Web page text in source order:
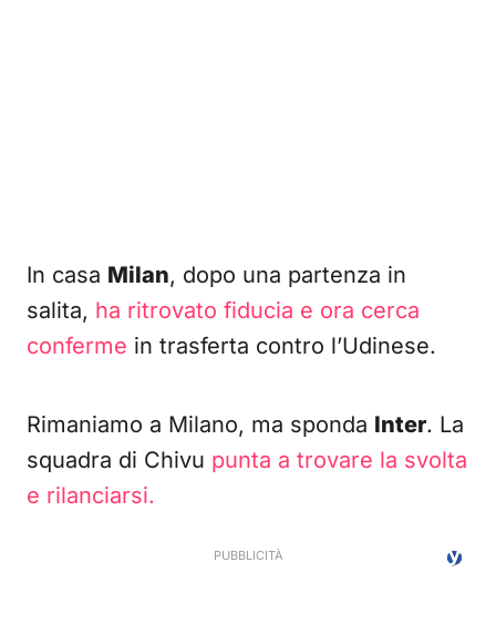
In casa Milan, dopo una partenza in
salita, ha ritrovato fiducia e ora cerca
conferme in trasferta contro l’Udinese.
Rimaniamo a Milano, ma sponda Inter. La
squadra di Chivu punta a trovare la svolta
e rilanciarsi.